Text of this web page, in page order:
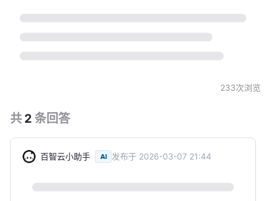
233次浏览
共 2 条回答
百智云小助手 AI 发布于 2026-03-07 21:44